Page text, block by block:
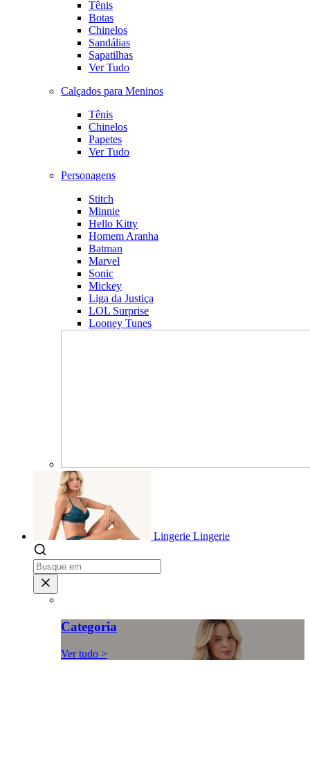
Tênis
Botas
Chinelos
Sandálias
Sapatilhas
Ver Tudo
Calçados para Meninos
Tênis
Chinelos
Papetes
Ver Tudo
Personagens
Stitch
Minnie
Hello Kitty
Homem Aranha
Batman
Marvel
Sonic
Mickey
Liga da Justiça
LOL Surprise
Looney Tunes
Lingerie Lingerie
Categoria
Ver tudo >